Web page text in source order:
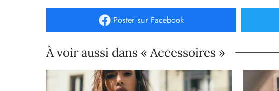
Poster sur Facebook
À voir aussi dans « Accessoires »